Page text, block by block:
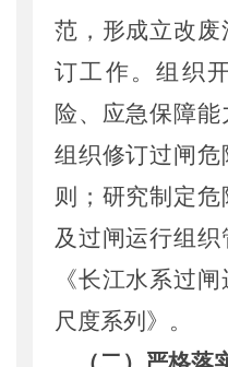
范，形成立改
订工作。组织
险、应急保障
组织修订过闸
则； 研究制定危
及过闸运行组
《长江水系过
尺度系列》 。